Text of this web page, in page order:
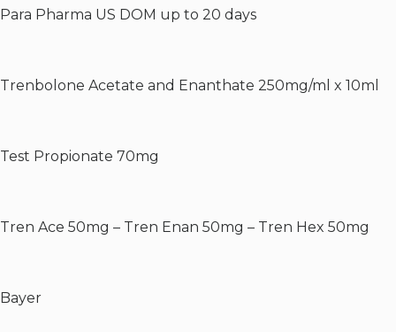
Para Pharma US DOM up to 20 days
Trenbolone Acetate and Enanthate 250mg/ml x 10ml
Test Propionate 70mg
Tren Ace 50mg – Tren Enan 50mg – Tren Hex 50mg
Bayer